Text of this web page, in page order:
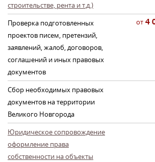
строительстве, рента и т.д.)
Проверка подготовленных
проектов писем, претензий,
заявлений, жалоб, договоров,
соглашений и иных правовых
документов
от 4
Сбор необходимых правовых
документов на территории
Великого Новгорода
Юридическое сопровождение
оформление права
собственности на объекты